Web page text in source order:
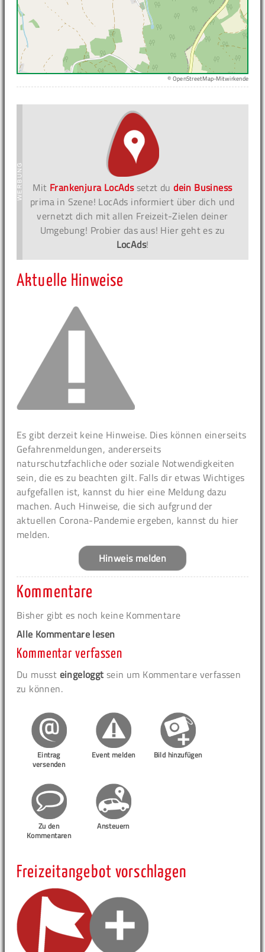
© OpenStreetMap-Mitwirkende
Mit Frankenjura LocAdssetzt dudein Business
prima in Szene! LocAds informiert über dich und
vernetzt dich mit allen Freizeit-Zielen deiner
Umgebung! Probier das aus! Hier geht es zu
LocAds!
Aktuelle Hinweise
Es gibt derzeit keine Hinweise. Dies können einerseits
Gefahrenmeldungen, andererseits
naturschutzfachliche oder soziale Notwendigkeiten
sein, die es zu beachten gilt. Falls dir etwas Wichtiges
aufgefallen ist, kannst du hier eine Meldung dazu
machen. Auch Hinweise, die sich aufgrund der
aktuellen Corona-Pandemie ergeben, kannst du hier
melden.
Hinweis melden
Kommentare
Bisher gibt es noch keine Kommentare
Alle Kommentare lesen
Kommentar verfassen
Du musst eingeloggt sein um Kommentare verfassen
zu können.
Eintrag
versenden
Event melden Bild hinzufügen
Zu den
Kommentaren
Ansteuern
Freizeitangebot vorschlagen